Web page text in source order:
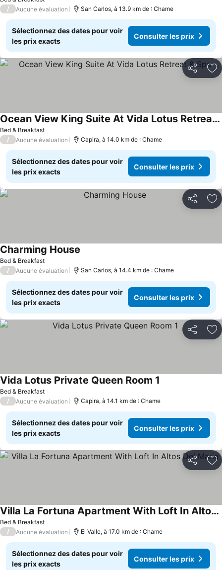
/ Aucune évaluation San Carlos, à 13.9 km de : Chame
Sélectionnez des dates pour voir
les prix exacts
Consulter les prix
Partager
Bed & Breakfast
Ocean View King Suite At Vida Lotus Retreat & Spa
/ Aucune évaluation Capira, à 14.0 km de : Chame
Sélectionnez des dates pour voir
les prix exacts
Consulter les prix
Partager
Bed & Breakfast
Charming House
/ Aucune évaluation San Carlos, à 14.4 km de : Chame
Sélectionnez des dates pour voir
les prix exacts
Consulter les prix
Partager
Bed & Breakfast
Vida Lotus Private Queen Room 1
/ Aucune évaluation Capira, à 14.1 km de : Chame
Sélectionnez des dates pour voir
les prix exacts
Consulter les prix
Partager
Bed & Breakfast
Villa La Fortuna Apartment With Loft In Altos Del Maria
/ Aucune évaluation El Valle, à 17.0 km de : Chame
Sélectionnez des dates pour voir
les prix exacts
Consulter les prix